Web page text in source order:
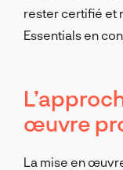
rester certifié et
Essentials en
œuvre
La mise en